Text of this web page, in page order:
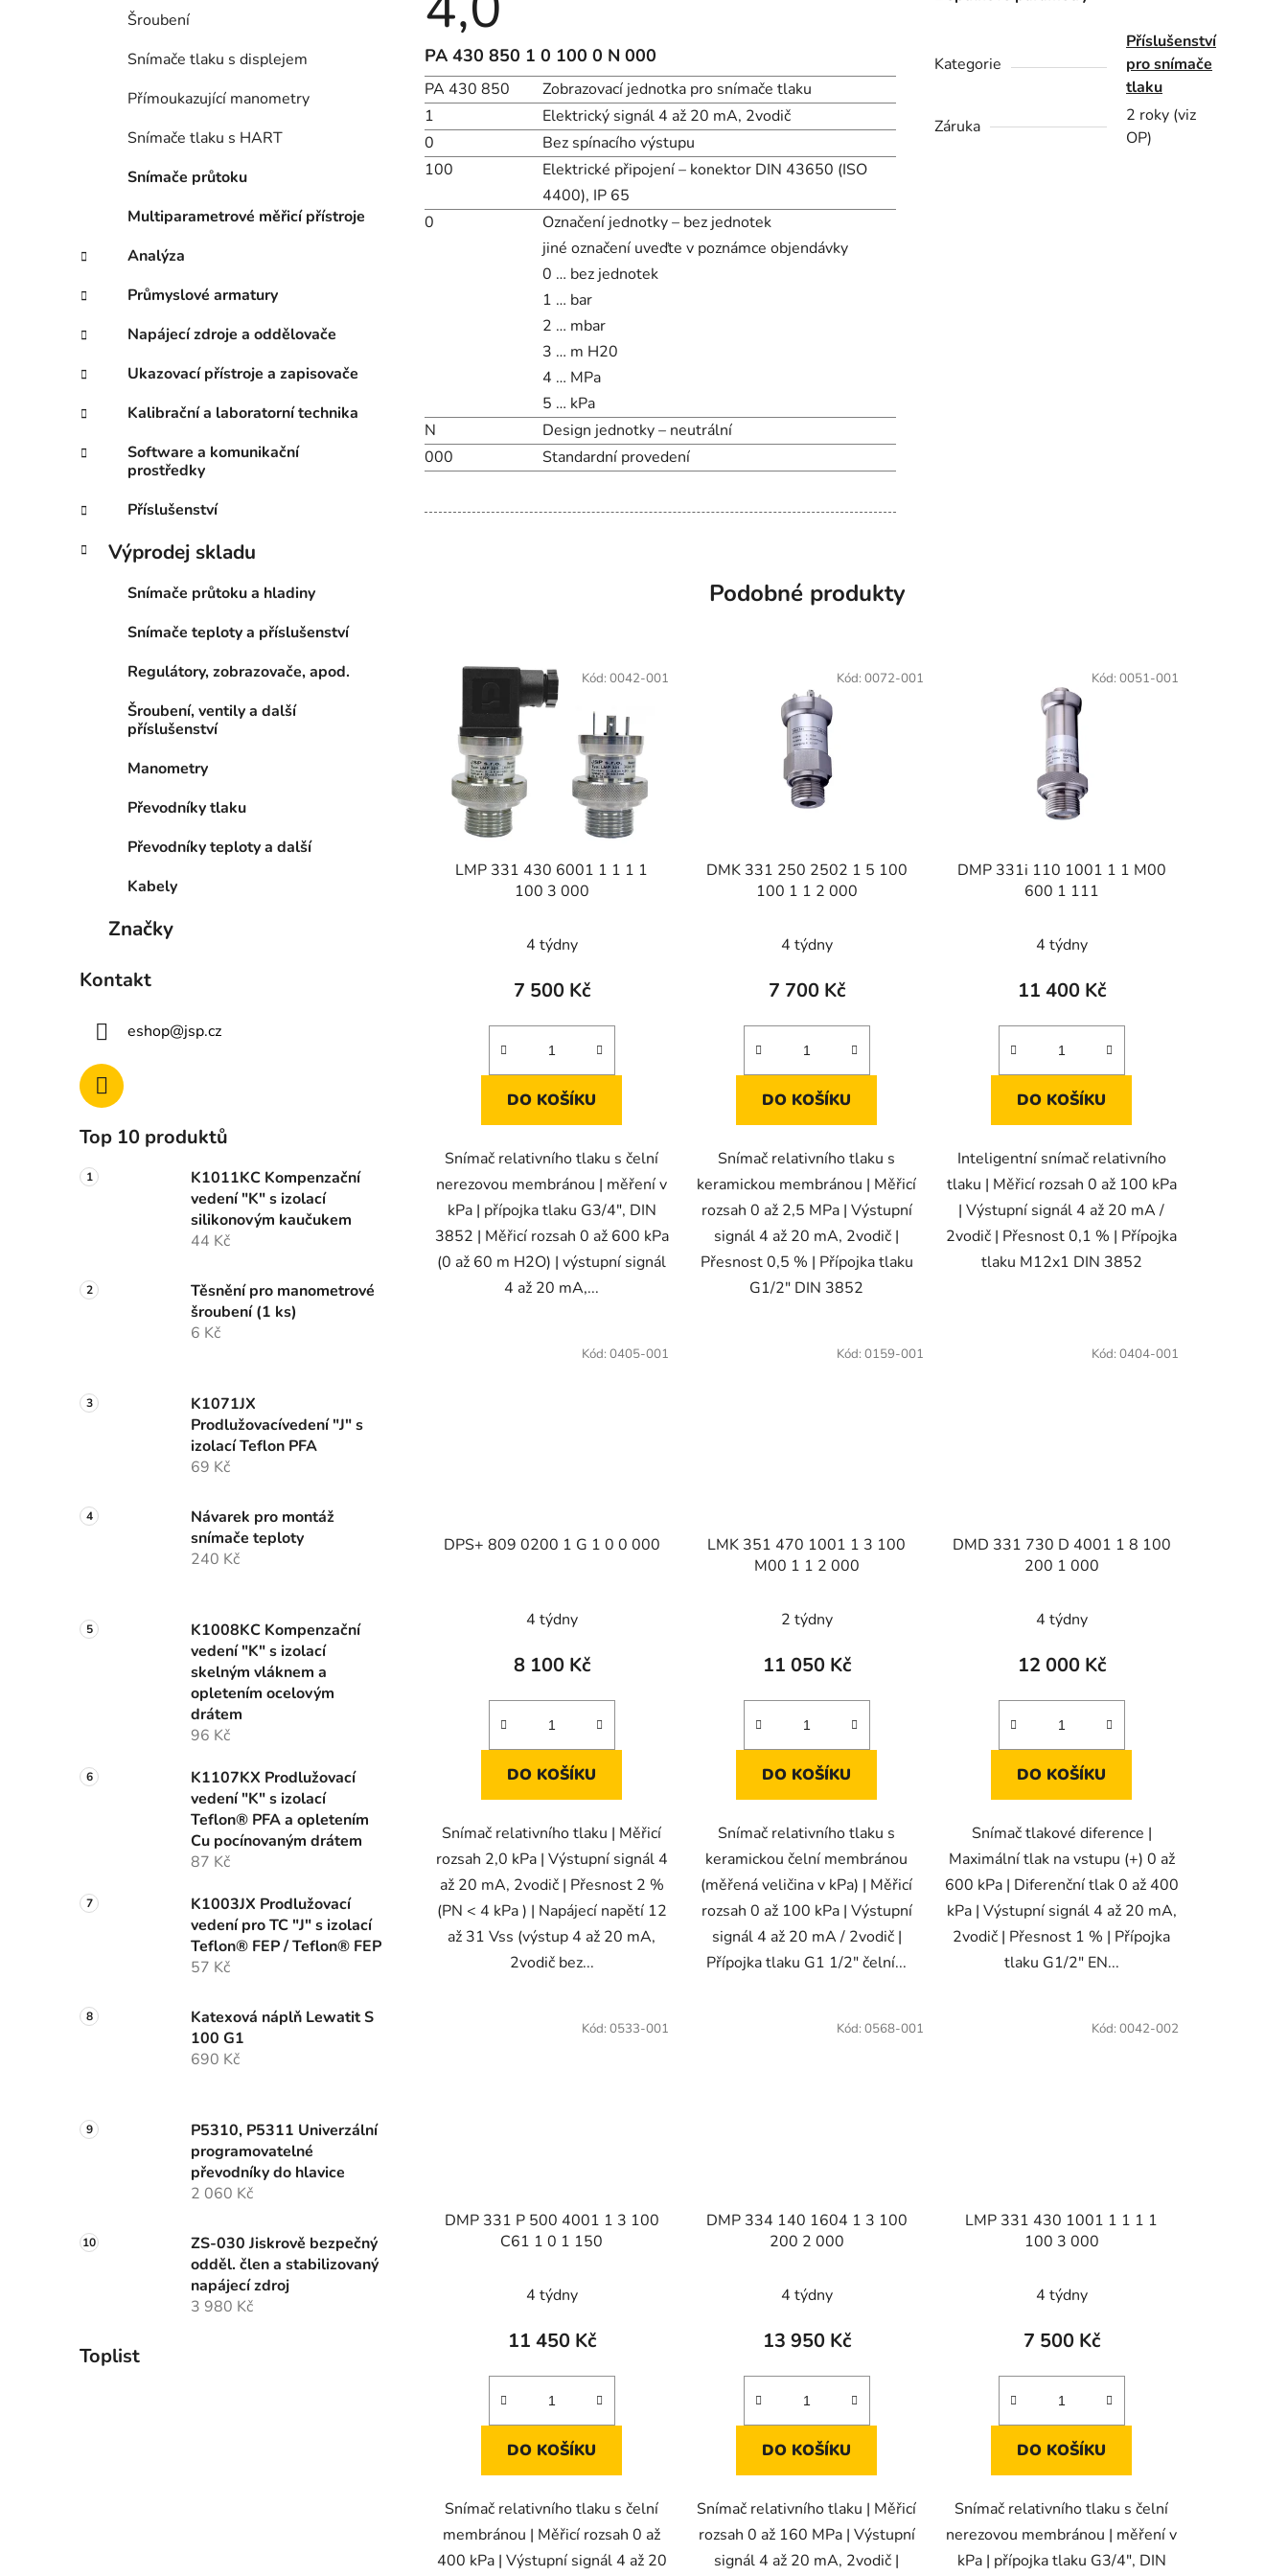
Šroubení
Snímače tlaku s displejem
Přímoukazující manometry
Snímače tlaku s HART
Snímače průtoku
Multiparametrové měřicí přístroje
Analýza
Průmyslové armatury
Napájecí zdroje a oddělovače
Ukazovací přístroje a zapisovače
Kalibrační a laboratorní technika
Software a komunikační
prostředky
Příslušenství
Výprodej skladu
Snímače průtoku a hladiny
Snímače teploty a příslušenství
Regulátory, zobrazovače, apod.
Šroubení, ventily a další
příslušenství
Manometry
Převodníky tlaku
Převodníky teploty a další
Kabely
Značky
Kontakt
eshop@jsp.cz
Top 10 produktů
K1011KC Kompenzační
vedení "K" s izolací
silikonovým kaučukem
44 Kč
Těsnění pro manometrové
šroubení (1 ks)
6 Kč
K1071JX
Prodlužovacívedení "J" s
izolací Teflon PFA
69 Kč
Návarek pro montáž
snímače teploty
240 Kč
K1008KC Kompenzační
vedení "K" s izolací
skelným vláknem a
opletením ocelovým
drátem
96 Kč
K1107KX Prodlužovací
vedení "K" s izolací
Teflon® PFA a opletením
Cu pocínovaným drátem
87 Kč
K1003JX Prodlužovací
vedení pro TC "J" s izolací
Teflon® FEP / Teflon® FEP
57 Kč
Katexová náplň Lewatit S
100 G1
690 Kč
P5310, P5311 Univerzální
programovatelné
převodníky do hlavice
2 060 Kč
ZS-030 Jiskrově bezpečný
odděl. člen a stabilizovaný
napájecí zdroj
3 980 Kč
Toplist
4,0
z
5
hvězdiček.
PA 430 850 1 0 100 0 N 000
PA 430 850
Zobrazovací jednotka pro snímače tlaku
1
Elektrický signál 4 až 20 mA, 2vodič
0
Bez spínacího výstupu
100
Elektrické připojení – konektor DIN 43650 (ISO
4400), IP 65
0
Označení jednotky – bez jednotek
jiné označení uveďte v poznámce objendávky
0 … bez jednotek
1 … bar
2 … mbar
3 … m H20
4 … MPa
5 … kPa
N
Design jednotky – neutrální
000
Standardní provedení
Kategorie
Příslušenství
pro snímače
tlaku
Záruka
2 roky (viz
OP)
Podobné produkty
LMP 331 430 6001 1 1 1 1
100 3 000
4 týdny
7 500 Kč
DO KOŠÍKU
Snímač relativního tlaku s čelní
nerezovou membránou | měření v
kPa | přípojka tlaku G3/4", DIN
3852 | Měřicí rozsah 0 až 600 kPa
(0 až 60 m H2O) | výstupní signál
4 až 20 mA,...
Kód: 0042-001
DMK 331 250 2502 1 5 100
100 1 1 2 000
4 týdny
7 700 Kč
DO KOŠÍKU
Snímač relativního tlaku s
keramickou membránou | Měřicí
rozsah 0 až 2,5 MPa | Výstupní
signál 4 až 20 mA, 2vodič |
Přesnost 0,5 % | Přípojka tlaku
G1/2" DIN 3852
Kód: 0072-001
DMP 331i 110 1001 1 1 M00
600 1 111
4 týdny
11 400 Kč
DO KOŠÍKU
Inteligentní snímač relativního
tlaku | Měřicí rozsah 0 až 100 kPa
| Výstupní signál 4 až 20 mA /
2vodič | Přesnost 0,1 % | Přípojka
tlaku M12x1 DIN 3852
Kód: 0051-001
DPS+ 809 0200 1 G 1 0 0 000
hodnocení
produktu
4,7
z
hvězdiček.
4 týdny
8 100 Kč
DO KOŠÍKU
Snímač relativního tlaku | Měřicí
rozsah 2,0 kPa | Výstupní signál 4
až 20 mA, 2vodič | Přesnost 2 %
(PN < 4 kPa ) | Napájecí napětí 12
až 31 Vss (výstup 4 až 20 mA,
2vodič bez...
Kód: 0405-001
LMK 351 470 1001 1 3 100
M00 1 1 2 000
2 týdny
11 050 Kč
DO KOŠÍKU
Snímač relativního tlaku s
keramickou čelní membránou
(měřená veličina v kPa) | Měřicí
rozsah 0 až 100 kPa | Výstupní
signál 4 až 20 mA / 2vodič |
Přípojka tlaku G1 1/2" čelní...
Kód: 0159-001
DMD 331 730 D 4001 1 8 100
200 1 000
4 týdny
12 000 Kč
DO KOŠÍKU
Snímač tlakové diference |
Maximální tlak na vstupu (+) 0 až
600 kPa | Diferenční tlak 0 až 400
kPa | Výstupní signál 4 až 20 mA,
2vodič | Přesnost 1 % | Přípojka
tlaku G1/2" EN...
Kód: 0404-001
DMP 331 P 500 4001 1 3 100
C61 1 0 1 150
4 týdny
11 450 Kč
DO KOŠÍKU
Snímač relativního tlaku s čelní
membránou | Měřicí rozsah 0 až
400 kPa | Výstupní signál 4 až 20
Kód: 0533-001
DMP 334 140 1604 1 3 100
200 2 000
4 týdny
13 950 Kč
DO KOŠÍKU
Snímač relativního tlaku | Měřicí
rozsah 0 až 160 MPa | Výstupní
signál 4 až 20 mA, 2vodič |
Kód: 0568-001
LMP 331 430 1001 1 1 1 1
100 3 000
4 týdny
7 500 Kč
DO KOŠÍKU
Snímač relativního tlaku s čelní
nerezovou membránou | měření v
kPa | přípojka tlaku G3/4", DIN
Kód: 0042-002